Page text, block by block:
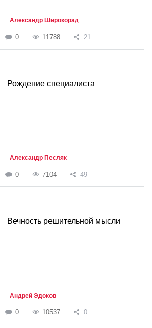
Александр Широкорад
0 11788 21
Рождение специалиста
Александр Песляк
0 7104 49
Вечность решительной мысли
Андрей Эдоков
0 10537 0